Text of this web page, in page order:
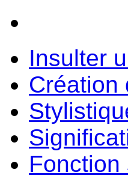
Insulter
Création